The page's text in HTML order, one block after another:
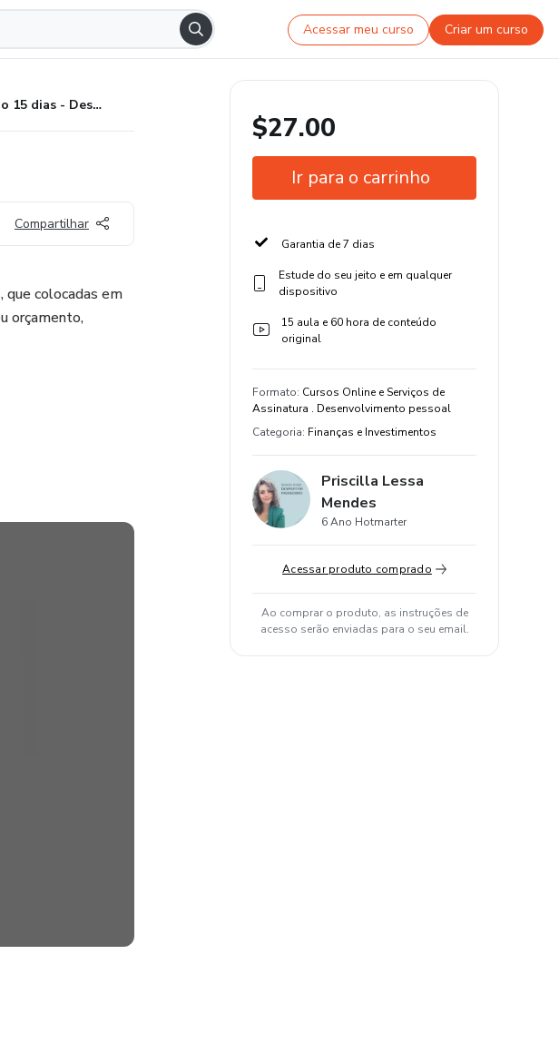
Acessar meu curso Criar um curso
Desafio 15 dias - Despertar Financeiro
Compartilhar
que colocadas em
orçamento,
$27.00
Ir para o carrinho
Garantia de 7 dias
Estude do seu jeito e em qualquer
dispositivo
15 aula e 60 hora de conteúdo
original
Formato: Cursos Online e Serviços de
Assinatura . Desenvolvimento pessoal
Categoria: Finanças e Investimentos
Priscilla Lessa
Mendes
6 Ano Hotmarter
Acessar produto comprado
Ao comprar o produto, as instruções de
acesso serão enviadas para o seu email.